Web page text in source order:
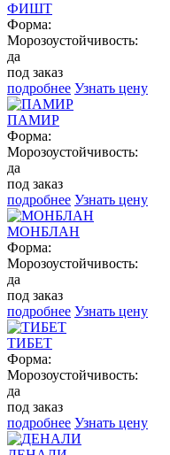
ФИШТ
Форма:
Морозоустойчивость:
да
под заказ
подробнее Узнать цену
ПАМИР
Форма:
Морозоустойчивость:
да
под заказ
подробнее Узнать цену
МОНБЛАН
Форма:
Морозоустойчивость:
да
под заказ
подробнее Узнать цену
ТИБЕТ
Форма:
Морозоустойчивость:
да
под заказ
подробнее Узнать цену